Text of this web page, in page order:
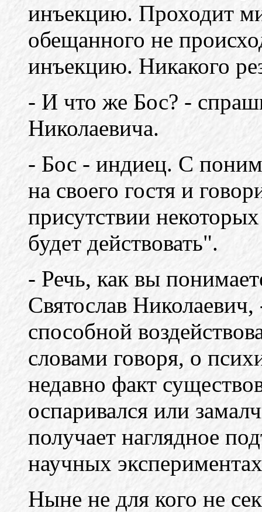
инъекцию. Проходит
обещанного не
инъекцию. Никакого
- И что же Бос? -
Николаевича.
- Бос - индиец. С
на своего гостя и
присутствии
будет действовать".
- Речь, как вы
Святослав
способной
словами говоря, о
недавно факт
оспаривался или
получает наглядное
научных
Ныне не для кого не